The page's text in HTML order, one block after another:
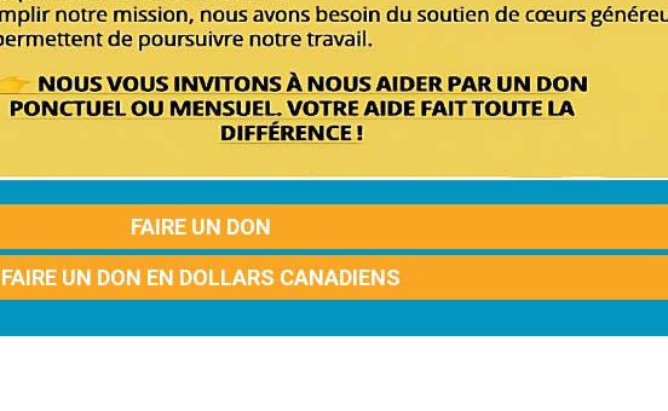
FAIRE UN DON
FAIRE UN DON EN DOLLARS CANADIENS